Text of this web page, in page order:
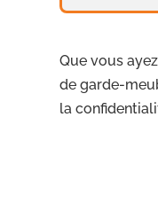
Que vous
de garde-
la